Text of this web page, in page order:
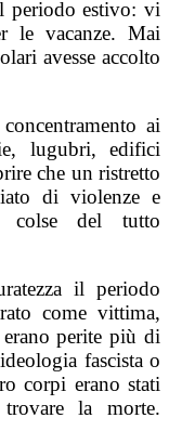
periodo estivo: vi
le vacanze. Mai
avesse accolto
ai
lugubri, edifici
che un ristretto
di violenze e
colse del tutto
il periodo
come vittima,
perite più di
fascista o
corpi erano stati
la morte.